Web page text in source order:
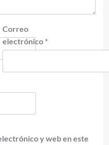
Correo
electrónico *
y web en este